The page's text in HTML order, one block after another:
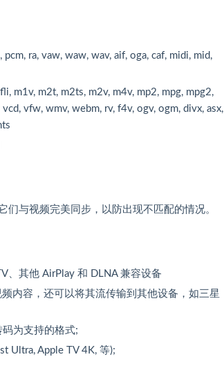
ra, vaw, waw, wav, aif, oga, caf, midi, mid,
m1v, m2t, m2ts, m2v, m4v, mp2, mpg, mpg2,
vfw, wmv, webm, rv, f4v, ogv, ogm, divx, asx,
们与视频完美同步，以防出现不匹配的情况。
、其他 AirPlay 和 DLNA 兼容设备
内容，还可以将其流传输到其他设备，如三星
为支持的格式;
Ultra, Apple TV 4K, 等);